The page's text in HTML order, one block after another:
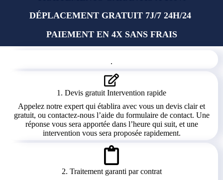
DÉPLACEMENT GRATUIT 7J/7 24H/24
PAIEMENT EN 4X SANS FRAIS
.
1. Devis gratuit Intervention rapide
Appelez notre expert qui établira avec vous un devis clair et
gratuit, ou contactez-nous l’aide du formulaire de contact. Une
réponse vous sera apportée dans l’heure qui suit, et une
intervention vous sera proposée rapidement.
2. Traitement garanti par contrat